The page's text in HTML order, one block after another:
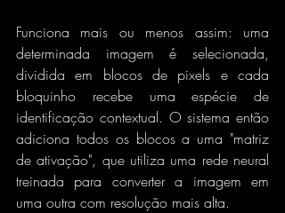
Funciona mais ou menos assim: uma
determinada imagem é selecionada,
dividida em blocos de pixels e cada
bloquinho recebe uma espécie de
identificação contextual. O sistema então
adiciona todos os blocos a uma "matriz
de ativação", que utiliza uma rede neural
treinada para converter a imagem em
uma outra com resolução mais alta.